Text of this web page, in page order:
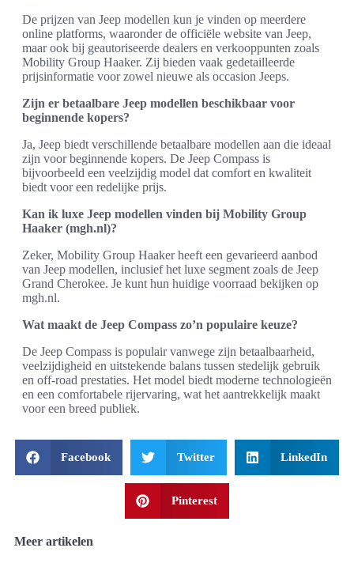
De prijzen van Jeep modellen kun je vinden op meerdere
online platforms, waaronder de officiële website van Jeep,
maar ook bij geautoriseerde dealers en verkooppunten zoals
Mobility Group Haaker. Zij bieden vaak gedetailleerde
prijsinformatie voor zowel nieuwe als occasion Jeeps.
Zijn er betaalbare Jeep modellen beschikbaar voor
beginnende kopers?
Ja, Jeep biedt verschillende betaalbare modellen aan die ideaal
zijn voor beginnende kopers. De Jeep Compass is
bijvoorbeeld een veelzijdig model dat comfort en kwaliteit
biedt voor een redelijke prijs.
Kan ik luxe Jeep modellen vinden bij Mobility Group
Haaker (mgh.nl)?
Zeker, Mobility Group Haaker heeft een gevarieerd aanbod
van Jeep modellen, inclusief het luxe segment zoals de Jeep
Grand Cherokee. Je kunt hun huidige voorraad bekijken op
mgh.nl.
Wat maakt de Jeep Compass zo’n populaire keuze?
De Jeep Compass is populair vanwege zijn betaalbaarheid,
veelzijdigheid en uitstekende balans tussen stedelijk gebruik
en off-road prestaties. Het model biedt moderne technologieën
en een comfortabele rijervaring, wat het aantrekkelijk maakt
voor een breed publiek.
Facebook Twitter LinkedIn
Pinterest
Meer artikelen